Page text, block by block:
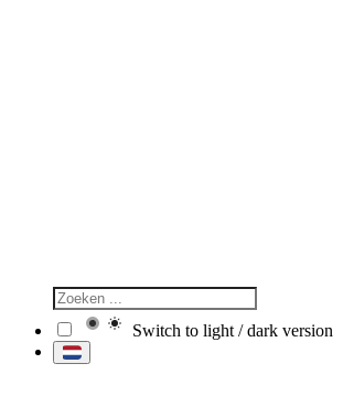
Switch to light / dark version